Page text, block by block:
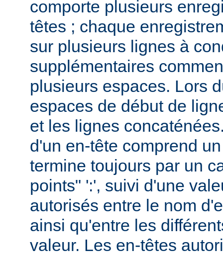
comporte plusieurs
têtes ; chaque
sur plusieurs lignes à
supplémentaires
plusieurs espaces. Lors
espaces de début de
et les lignes
d'un en-tête comprend
termine toujours par un
points" ':', suivi d'une
autorisés entre le nom
ainsi qu'entre les
valeur. Les en-têtes